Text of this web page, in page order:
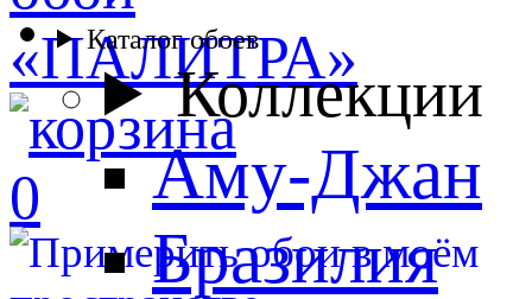
0
Каталог обоев
Коллекции
Аму-Джан
Бразилия